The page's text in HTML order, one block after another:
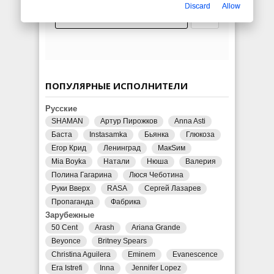
ПОПУЛЯРНЫЕ ИСПОЛНИТЕЛИ
Русские
SHAMAN Артур Пирожков
Anna Asti
Баста
Instasamka Бьянка
Глюкоза
Егор Крид
Ленинград
МакSим
Mia Boyka
Натали Нюша
Валерия
Полина Гагарина
Люся Чеботина
Руки Вверх
RASA
Сергей Лазарев
Пропаганда
Фабрика
Зарубежные
50 Cent Arash
Ariana Grande
Beyonce
Britney Spears
Christina Aguilera
Eminem
Evanescence
Era Istrefi
Inna Jennifer Lopez
Discard Allow